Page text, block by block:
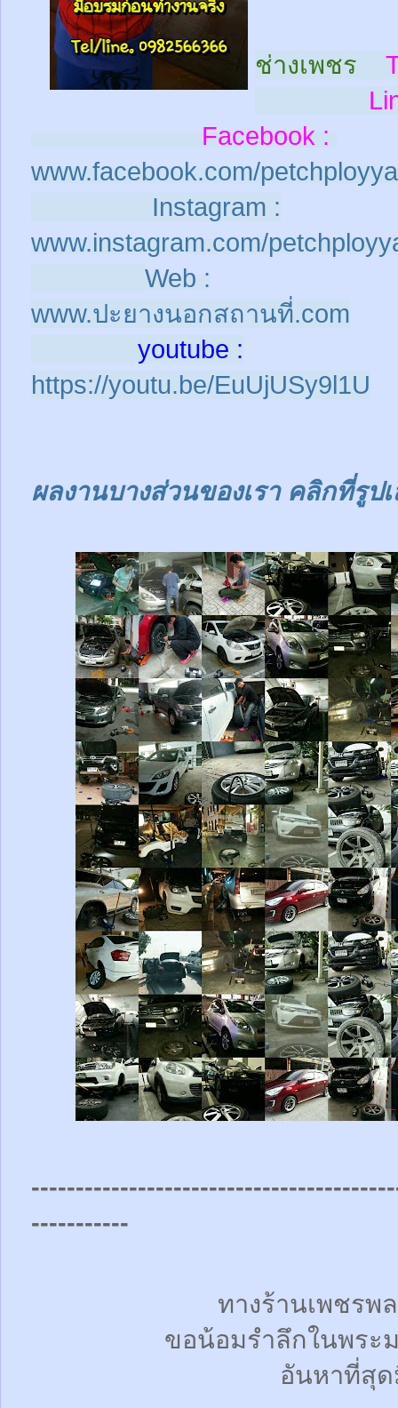
ช่างเพชร
Facebook :
www.facebook.com/
Instagram :
www.instagram.com/
Web :
www.ปะยางนอกสถานที่.com
youtube :
https://youtu.be/EuUjUSy9l1U
ผลงานบางส่วนของเรา คลิกที่รูป
-----------
ทางร้านเพชรพ
ขอน้อมรำลึกในพร
อันหาที่สุ